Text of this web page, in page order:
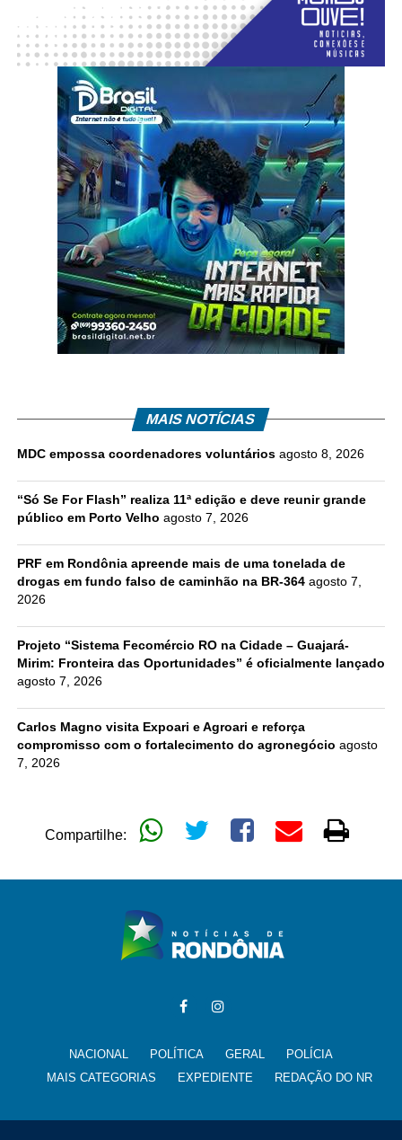
MAIS NOTÍCIAS
MDC empossa coordenadores voluntários agosto 8, 2026
“Só Se For Flash” realiza 11ª edição e deve reunir grande
público em Porto Velho agosto 7, 2026
PRF em Rondônia apreende mais de uma tonelada de
drogas em fundo falso de caminhão na BR-364 agosto 7,
2026
Projeto “Sistema Fecomércio RO na Cidade – Guajará-
Mirim: Fronteira das Oportunidades” é oficialmente lançado
agosto 7, 2026
Carlos Magno visita Expoari e Agroari e reforça
compromisso com o fortalecimento do agronegócio agosto
7, 2026
Compartilhe:
NACIONAL POLÍTICA GERAL
POLÍCIA
MAIS CATEGORIAS
EXPEDIENTE REDAÇÃO DO NR